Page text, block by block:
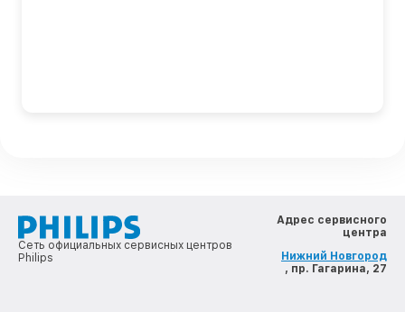
Сеть официальных сервисных центров
Philips
Адрес сервисного
центра
Нижний Новгород
, пр. Гагарина, 27